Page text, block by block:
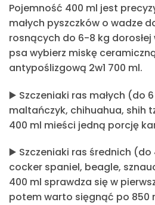
Pojemność 400 ml jest
małych pyszczków o wadze
rosnących do 6-8 kg dorosłej
psa wybierz miskę
antypoślizgową 2w1 700 ml.
▶️ Szczeniaki ras małych (do
maltańczyk, chihuahua, shih
400 ml mieści jedną porcję
▶️ Szczeniaki ras średnich
cocker spaniel, beagle,
400 ml sprawdza się w
potem warto sięgnąć po 850